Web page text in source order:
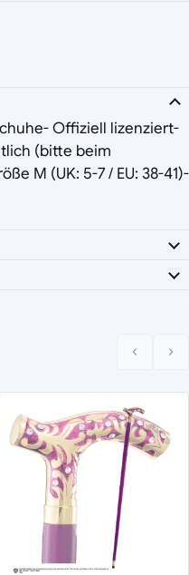
Offiziell lizenziert-
(bitte beim
M (UK: 5-7 / EU: 38-41)-